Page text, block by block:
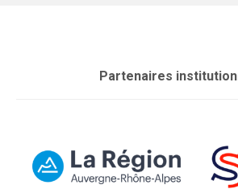
Partenaires